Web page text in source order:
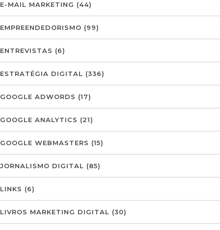
E-MAIL MARKETING (44)
EMPREENDEDORISMO (99)
ENTREVISTAS (6)
ESTRATÉGIA DIGITAL (336)
GOOGLE ADWORDS (17)
GOOGLE ANALYTICS (21)
GOOGLE WEBMASTERS (15)
JORNALISMO DIGITAL (85)
LINKS (6)
LIVROS MARKETING DIGITAL (30)